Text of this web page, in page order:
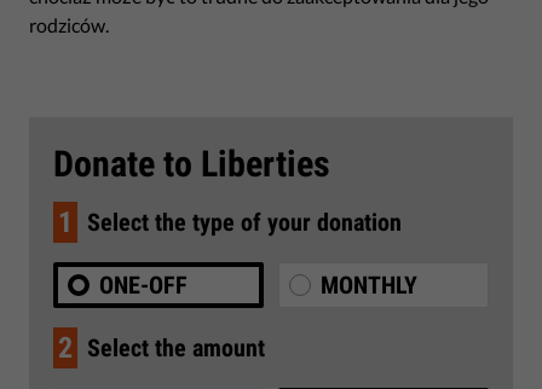
rodziców.
Donate to Liberties
1 Select the type of your donation
ONE-OFF MONTHLY
2 Select the amount